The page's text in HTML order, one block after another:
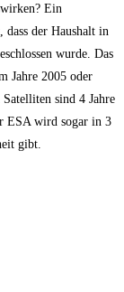
Ein
der Haushalt in
wurde. Das
Jahre 2005 oder
sind 4 Jahre
ESA wird sogar in 3
gibt.